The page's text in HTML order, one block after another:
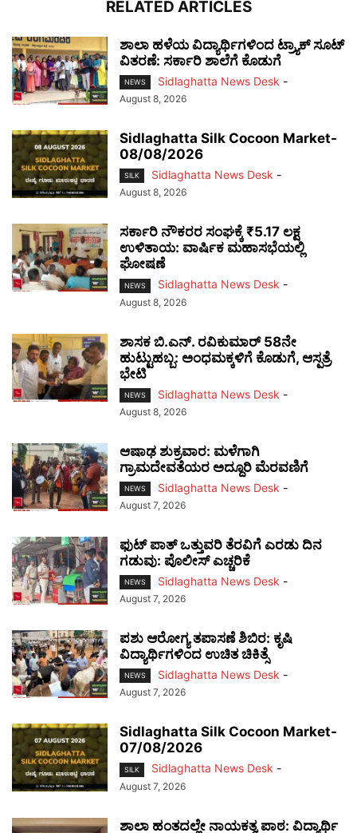
RELATED ARTICLES
ಶಾಲಾ ಹಳೆಯ ವಿದ್ಯಾರ್ಥಿಗಳಿಂದ ಟ್ರ್ಯಾಕ್‌ ಸೂಟ್
ವಿತರಣೆ: ಸರ್ಕಾರಿ ಶಾಲೆಗೆ ಕೊಡುಗೆ
NEWS Sidlaghatta News Desk -
August 8, 2026
Sidlaghatta Silk Cocoon Market-
08/08/2026
SILK Sidlaghatta News Desk -
August 8, 2026
ಸರ್ಕಾರಿ ನೌಕರರ ಸಂಘಕ್ಕೆ ₹5.17 ಲಕ್ಷ
ಉಳಿತಾಯ: ವಾರ್ಷಿಕ ಮಹಾಸಭೆಯಲ್ಲಿ
ಘೋಷಣೆ
NEWS Sidlaghatta News Desk -
August 8, 2026
ಶಾಸಕ ಬಿ.ಎನ್. ರವಿಕುಮಾರ್ 58ನೇ
ಹುಟ್ಟುಹಬ್ಬ: ಅಂಧಮಕ್ಕಳಿಗೆ ಕೊಡುಗೆ, ಆಸ್ಪತ್ರೆ
ಭೇಟಿ
NEWS Sidlaghatta News Desk -
August 8, 2026
ಆಷಾಢ ಶುಕ್ರವಾರ: ಮಳೆಗಾಗಿ
ಗ್ರಾಮದೇವತೆಯರ ಅದ್ದೂರಿ ಮೆರವಣಿಗೆ
NEWS Sidlaghatta News Desk -
August 7, 2026
ಫುಟ್‌ ಪಾತ್ ಒತ್ತುವರಿ ತೆರವಿಗೆ ಎರಡು ದಿನ
ಗಡುವು: ಪೊಲೀಸ್ ಎಚ್ಚರಿಕೆ
NEWS Sidlaghatta News Desk -
August 7, 2026
ಪಶು ಆರೋಗ್ಯ ತಪಾಸಣೆ ಶಿಬಿರ: ಕೃಷಿ
ವಿದ್ಯಾರ್ಥಿಗಳಿಂದ ಉಚಿತ ಚಿಕಿತ್ಸೆ
NEWS Sidlaghatta News Desk -
August 7, 2026
Sidlaghatta Silk Cocoon Market-
07/08/2026
SILK Sidlaghatta News Desk -
August 7, 2026
ಶಾಲಾ ಹಂತದಲ್ಲೇ ನಾಯಕತ್ವ ಪಾಠ: ವಿದ್ಯಾರ್ಥಿ